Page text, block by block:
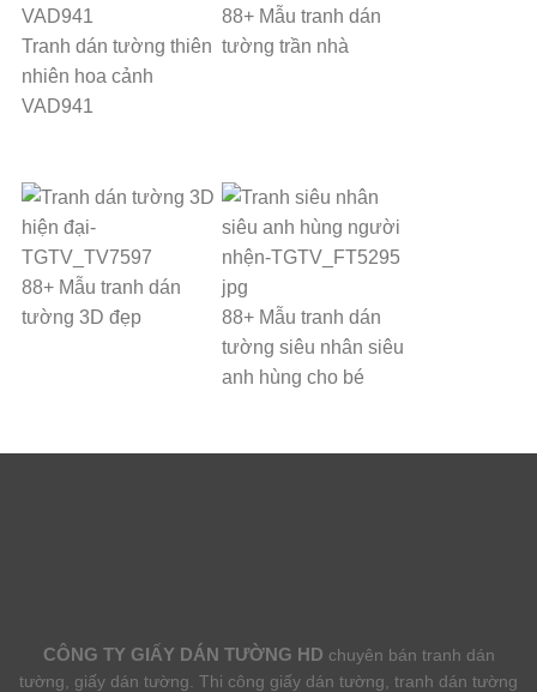
Tranh dán tường thiên
nhiên hoa cảnh
VAD941
88+ Mẫu tranh dán
tường trần nhà
88+ Mẫu tranh dán
tường 3D đẹp
88+ Mẫu tranh dán
tường siêu nhân siêu
anh hùng cho bé
CÔNG TY GIẤY DÁN TƯỜNG HD chuyên bán tranh dán
tường, giấy dán tường. Thi công giấy dán tường, tranh dán tường